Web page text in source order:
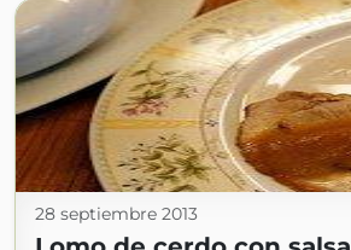
28 septiembre 2013